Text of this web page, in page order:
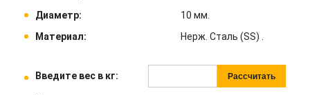
Диаметр:
10 мм.
Материал:
Нерж. Сталь (SS) .
Введите вес в кг: Рассчитать